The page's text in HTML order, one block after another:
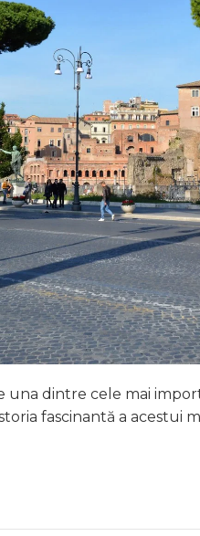
una dintre cele mai
fascinantă a acestui